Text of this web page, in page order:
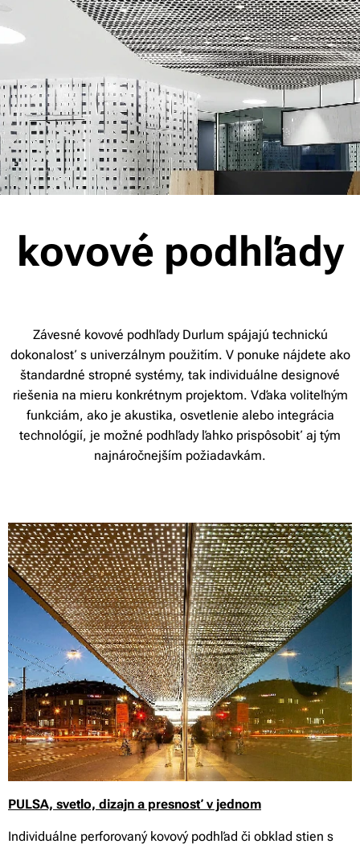
.
kovové podhľady
Závesné kovové podhľady Durlum spájajú technickú
dokonalosť s univerzálnym použitím. V ponuke nájdete ako
štandardné stropné systémy, tak individuálne designové
riešenia na mieru konkrétnym projektom. Vďaka voliteľným
funkciám, ako je akustika, osvetlenie alebo integrácia
technológií, je možné podhľady ľahko prispôsobiť aj tým
najnáročnejším požiadavkám.
PULSA, svetlo, dizajn a presnosť v jednom
Individuálne perforovaný kovový podhľad či obklad stien s